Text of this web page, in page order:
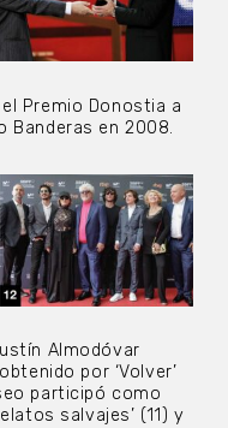
Premio Donostia a
Banderas en 2008.
Almodóvar
por ‘Volver’
participó como
salvajes’ (11) y